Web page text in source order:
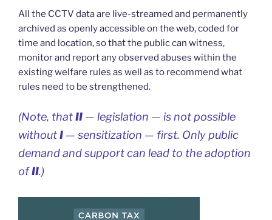
All the CCTV data are live-streamed and permanently
archived as openly accessible on the web, coded for
time and location, so that the public can witness,
monitor and report any observed abuses within the
existing welfare rules as well as to recommend what
rules need to be strengthened.
(Note, thatII — legislation — is not possible
withoutI — sensitization — first. Only public
demand and support can lead to the adoption
ofII.)